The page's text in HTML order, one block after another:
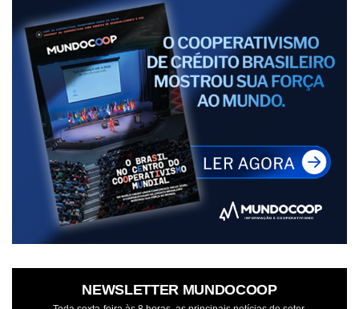
NEWSLETTER MUNDOCOOP